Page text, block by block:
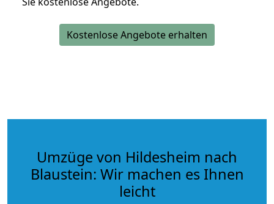
Kostenlose Angebote erhalten
Umzüge von Hildesheim nach
Blaustein: Wir machen es Ihnen
leicht